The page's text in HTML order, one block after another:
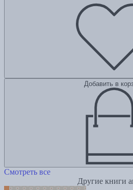
Добавить в
Смотреть все
Другие книги